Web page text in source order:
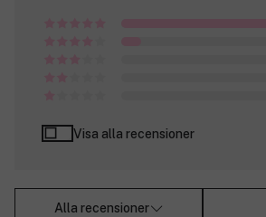
Visa alla recensioner
Alla recensioner